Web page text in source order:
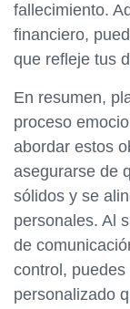
fallecimiento.
financiero,
que refleje tus
En resumen,
proceso
abordar estos
asegurarse de
sólidos y se
personales. Al
de
control,
personalizado